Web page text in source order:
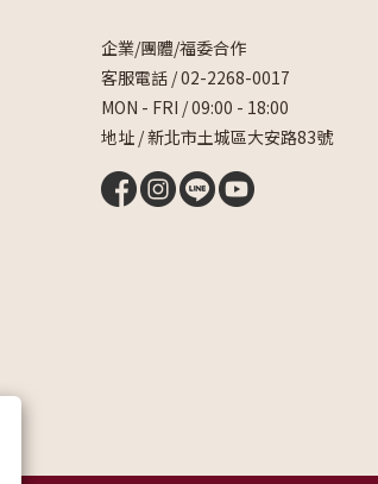
企業/團體/福委合作
客服電話 /02-2268-0017
MON - FRI / 09:00 - 18:00
地址 / 新北市土城區大安路83號